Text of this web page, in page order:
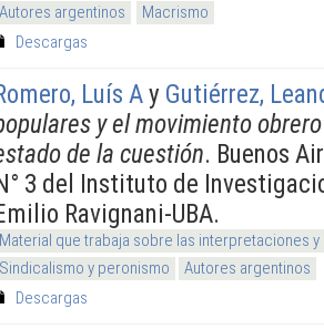
Autores argentinos
Macrismo
Descargas
Luís Ay Gutiérrez,
y el movimiento
de la cuestión. Buenos
3 del Instituto de
Ravignani-UBA.
Material que trabaja sobre las interpretaciones
Sindicalismo y peronismo
Autores argentinos
Descargas